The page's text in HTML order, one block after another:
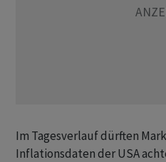
Im Tagesverlauf dürften
Inflationsdaten der USA